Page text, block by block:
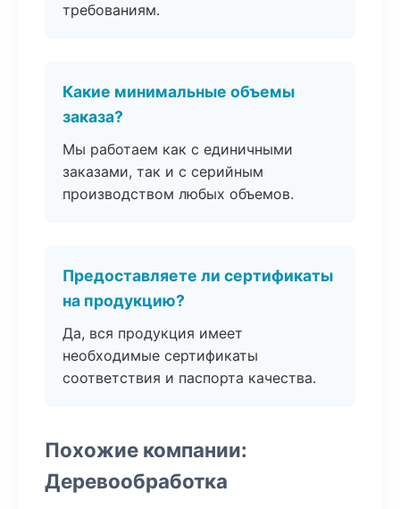
требованиям.
Какие минимальные объемы
заказа?
Мы работаем как с единичными
заказами, так и с серийным
производством любых объемов.
Предоставляете ли сертификаты
на продукцию?
Да, вся продукция имеет
необходимые сертификаты
соответствия и паспорта качества.
Похожие компании:
Деревообработка